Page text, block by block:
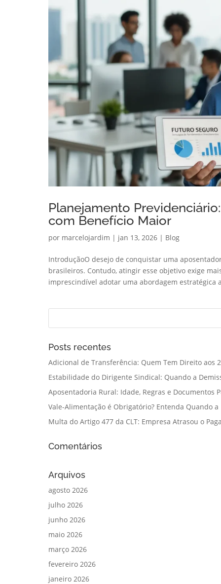
Planejamento
com Benefício Maior
por marcelojardim | jan 13, 2026 | Blog
IntroduçãoO desejo de conquistar uma
brasileiros. Contudo, atingir esse objetivo exige
imprescindível adotar uma abordagem estratégica
Posts recentes
Adicional de Transferência: Quem Tem Direito aos
Estabilidade do Dirigente Sindical: Quando a
Aposentadoria Rural: Idade, Regras e Documentos
Vale-Alimentação é Obrigatório? Entenda Quando
Multa do Artigo 477 da CLT: Empresa Atrasou o
Comentários
Arquivos
agosto 2026
julho 2026
junho 2026
maio 2026
março 2026
fevereiro 2026
janeiro 2026